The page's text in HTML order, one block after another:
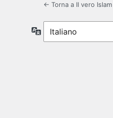
← Torna a II vero Islam
Lingua